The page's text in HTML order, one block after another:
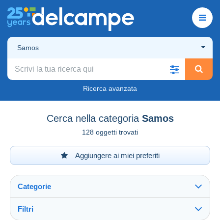
Samos
Ricerca avanzata
Cerca nella categoria Samos
128 oggetti trovati
Aggiungere ai miei preferiti
Categorie
Filtri